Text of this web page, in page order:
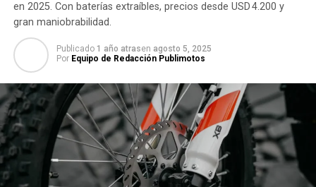
en 2025. Con baterías extraíbles, precios desde USD 4.200 y
gran maniobrabilidad.
Publicado 1 año atrasen agosto 5, 2025
Por Equipo de Redacción Publimotos